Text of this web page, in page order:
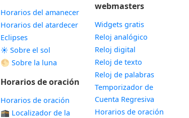
Horarios del amanecer
Horarios del atardecer
Eclipses
☀️ Sobre el sol
🌕 Sobre la luna
Horarios de oración
Horarios de oración
🕋 Localizador de la
webmasters
Widgets gratis
Reloj analógico
Reloj digital
Reloj de texto
Reloj de palabras
Temporizador de
Cuenta Regresiva
Horarios de oración